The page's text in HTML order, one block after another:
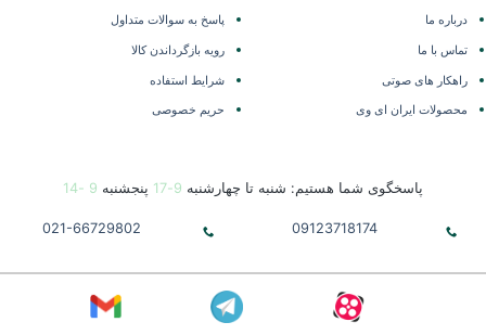
درباره ما
تماس با ما
راهکار های صوتی
محصولات ایران ای وی
پاسخ به سوالات متداول
رویه بازگرداندن کالا
شرایط استفاده
حریم خصوصی
پاسخگوی شما هستیم: شنبه تا چهارشنبه9-17 پنجشنبه9 -14
09123718174
021-66729802